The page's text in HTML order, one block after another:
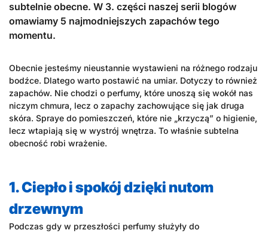
subtelnie obecne. W 3. części naszej serii blogów
omawiamy 5 najmodniejszych zapachów tego
momentu.
Obecnie jesteśmy nieustannie wystawieni na różnego rodzaju
bodźce. Dlatego warto postawić na umiar. Dotyczy to również
zapachów. Nie chodzi o perfumy, które unoszą się wokół nas
niczym chmura, lecz o zapachy zachowujące się jak druga
skóra. Spraye do pomieszczeń, które nie „krzyczą” o higienie,
lecz wtapiają się w wystrój wnętrza. To właśnie subtelna
obecność robi wrażenie.
1. Ciepło i spokój dzięki nutom
drzewnym
Podczas gdy w przeszłości perfumy służyły do